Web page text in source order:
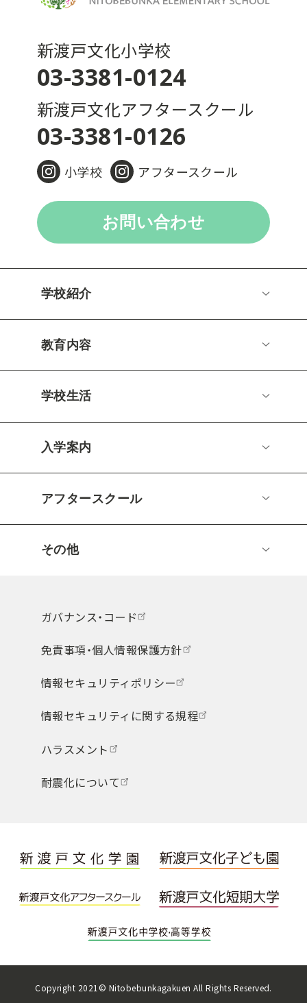
新渡戸文化小学校
03-3381-0124
新渡戸文化アフタースクール
03-3381-0126
小学校 アフタースクール
お問い合わせ
学校紹介
教育内容
学校生活
入学案内
アフタースクール
その他
ガバナンス・コード
免責事項・個人情報保護方針
情報セキュリティポリシー
情報セキュリティに関する規程
ハラスメント
耐震化について
Copyright 2021© Nitobebunkagakuen All Rights Reserved.